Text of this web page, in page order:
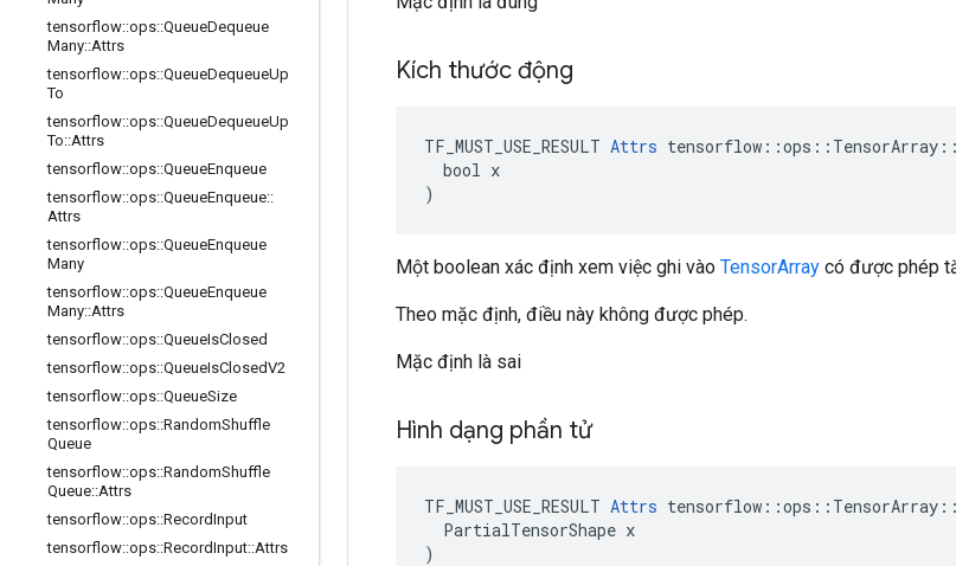
tensorflow::ops::QueueDequeue
Many::Attrs
tensorflow::ops::QueueDequeueUp
To
tensorflow::ops::QueueDequeueUp
To::Attrs
tensorflow::ops::QueueEnqueue
tensorflow::ops::QueueEnqueue::
Attrs
tensorflow::ops::QueueEnqueue
Many
tensorflow::ops::QueueEnqueue
Many::Attrs
tensorflow::ops::QueueIsClosed
tensorflow::ops::QueueIsClosedV2
tensorflow::ops::QueueSize
tensorflow::ops::RandomShuffle
Queue
tensorflow::ops::RandomShuffle
Queue::Attrs
tensorflow::ops::RecordInput
tensorflow::ops::RecordInput::Attrs
Kích thước động
TF_MUST_USE_RESULT Attrs
  bool x
)
Một boolean xác định xem việc ghi vào TensorArray có được phép
Theo mặc định, điều này không được phép.
Mặc định là sai
Hình dạng phần tử
TF_MUST_USE_RESULT Attrs
  PartialTensorShape x
)